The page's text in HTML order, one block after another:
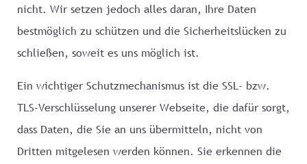
nicht. Wir setzen jedoch alles daran, Ihre Daten
bestmöglich zu schützen und die Sicherheitslücken zu
schließen, soweit es uns möglich ist.
Ein wichtiger Schutzmechanismus ist die SSL- bzw.
TLS-Verschlüsselung unserer Webseite, die dafür sorgt,
dass Daten, die Sie an uns übermitteln, nicht von
Dritten mitgelesen werden können. Sie erkennen die